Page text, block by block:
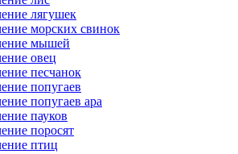
лягушек
морских свинок
мышей
овец
песчанок
попугаев
попугаев ара
пауков
поросят
птиц